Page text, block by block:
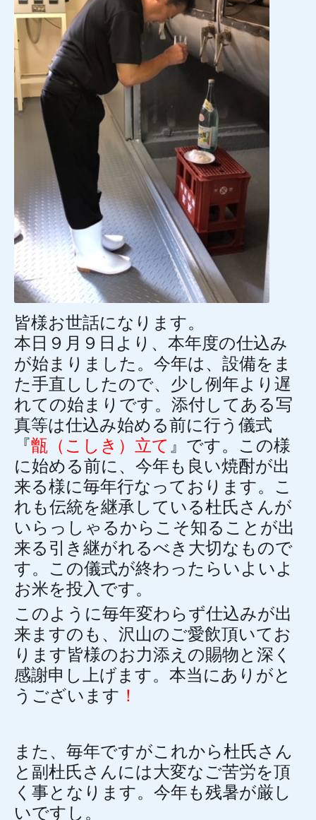
皆様お世話になります。
本日９月９日より、本年度の仕込み
が始まりました。今年は、設備をま
た手直ししたので、少し例年より遅
れての始まりです。添付してある写
真等は仕込み始める前に行う儀式
『甑（こしき）立て 』です。この様
に始める前に、今年も良い焼酎が出
来る様に毎年行なっております。こ
れも伝統を継承している杜氏さんが
いらっしゃるからこそ知ることが出
来る引き継がれるべき大切なもので
す。この儀式が終わったらいよいよ
お米を投入です。
このように毎年変わらず仕込みが出
来ますのも、沢山のご愛飲頂いてお
ります皆様のお力添えの賜物と深く
感謝申し上げます。本当にありがと
うございます ！
また、毎年ですがこれから杜氏さん
と副杜氏さんには大変なご苦労を頂
く事となります。今年も残暑が厳し
いですし。